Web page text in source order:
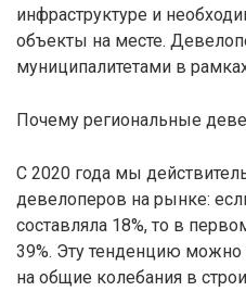
инфраструктуре и
объекты на месте.
муниципалитетами в рамках
Почему региональные
С 2020 года мы
девелоперов на рынке:
составляла 18%, то в
39%. Эту тенденцию
на общие колебания в